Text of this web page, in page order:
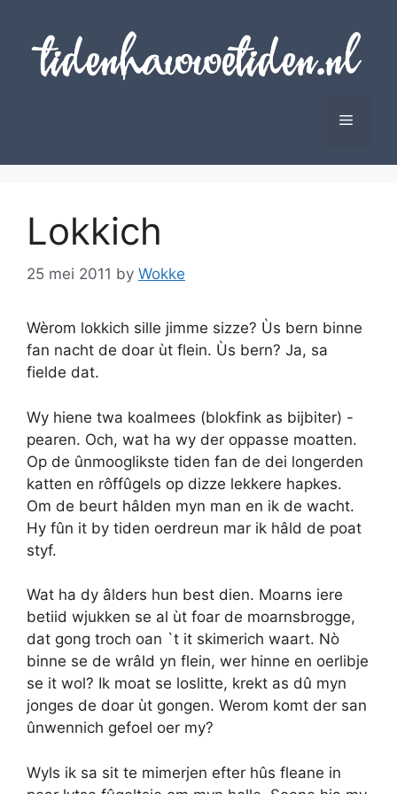
content
Menu
Lokkich
25 mei 2011 by Wokke
Wèrom lokkich sille jimme sizze? Ùs bern binne
fan nacht de doar ùt flein. Ùs bern? Ja, sa
fielde dat.
Wy hiene twa koalmees (blokfink as bijbiter) -
pearen. Och, wat ha wy der oppasse moatten.
Op de ûnmooglikste tiden fan de dei longerden
katten en rôffûgels op dizze lekkere hapkes.
Om de beurt hâlden myn man en ik de wacht.
Hy fûn it by tiden oerdreun mar ik hâld de poat
styf.
Wat ha dy âlders hun best dien. Moarns iere
betiid wjukken se al ùt foar de moarnsbrogge,
dat gong troch oan `t it skimerich waart. Nò
binne se de wrâld yn flein, wer hinne en oerlibje
se it wol? Ik moat se loslitte, krekt as dû myn
jonges de doar ùt gongen. Werom komt der san
ûnwennich gefoel oer my?
Wyls ik sa sit te mimerjen efter hûs fleane in